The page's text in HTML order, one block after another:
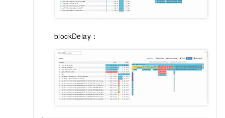
blockDelay：